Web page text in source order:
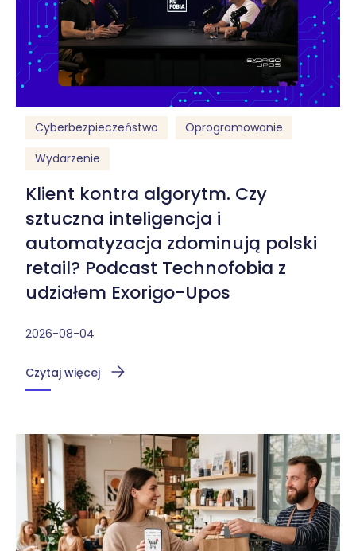
Cyberbezpieczeństwo
Oprogramowanie
Wydarzenie
Klient kontra algorytm. Czy
sztuczna inteligencja i
automatyzacja zdominują polski
retail? Podcast Technofobia z
udziałem Exorigo-Upos
2026-08-04
Czytaj więcej